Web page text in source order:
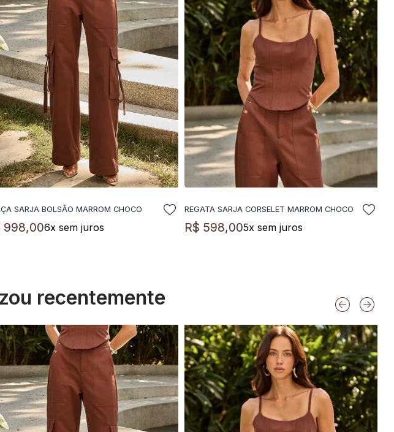
ADICIONAR A SACOLA
SARJA BOLSÃO MARROM CHOCO
998,006x sem juros
ADICIONAR A SACOLA
REGATA SARJA CORSELET MARROM CHOCO
R$ 598,005x sem juros
recentemente